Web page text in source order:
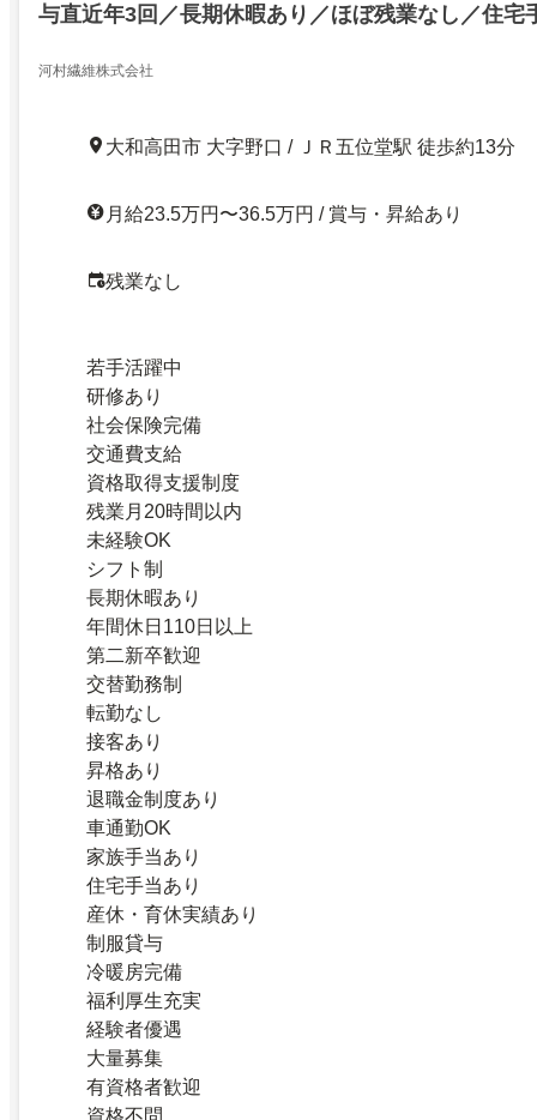
与直近年3回／長期休暇あり／ほぼ残業なし／住宅
河村繊維株式会社
大和高田市 大字野口 / ＪＲ五位堂駅 徒歩約13分
月給23.5万円〜36.5万円 / 賞与・昇給あり
残業なし
若手活躍中
研修あり
社会保険完備
交通費支給
資格取得支援制度
残業月20時間以内
未経験OK
シフト制
長期休暇あり
年間休日110日以上
第二新卒歓迎
交替勤務制
転勤なし
接客あり
昇格あり
退職金制度あり
車通勤OK
家族手当あり
住宅手当あり
産休・育休実績あり
制服貸与
冷暖房完備
福利厚生充実
経験者優遇
大量募集
有資格者歓迎
資格不問